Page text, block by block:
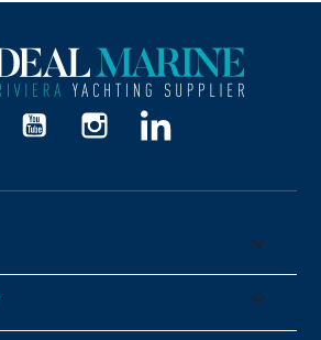
FacebookYouTube Instagram

